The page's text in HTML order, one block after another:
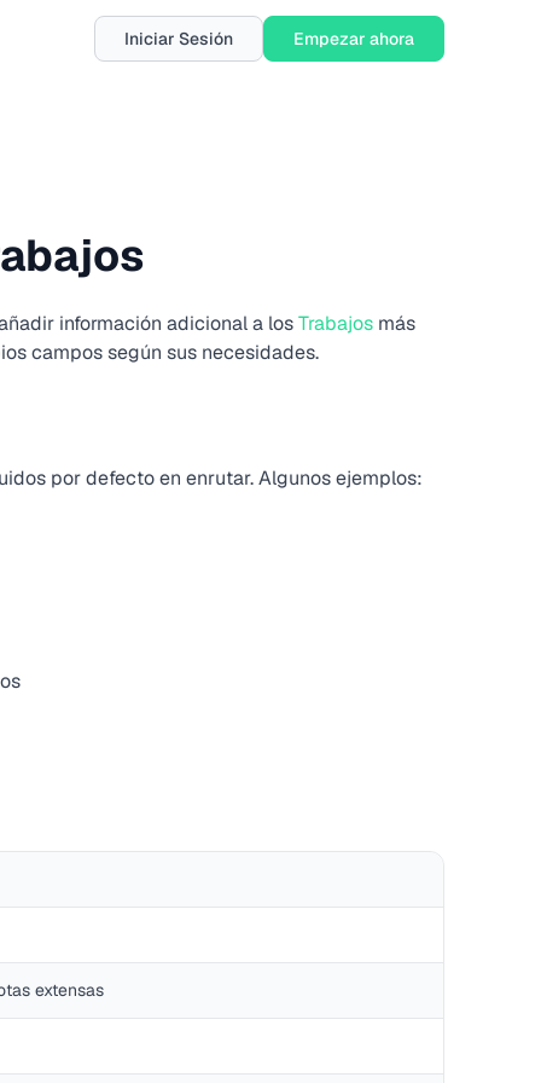
Iniciar Sesión Empezar ahora
información adicional a losTrabajos más
campos según sus necesidades.
por defecto en enrutar. Algunos ejemplos:
extensas